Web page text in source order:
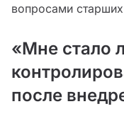
вопросами старших
«Мне стало
после